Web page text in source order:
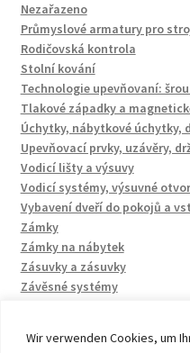
Wir verwenden Cookies, um
Nezařazeno
Průmyslové armatury pro
Rodičovská kontrola
Stolní kování
Technologie upevňovaní:
Tlakové západky a
Úchytky, nábytkové úchytky,
Upevňovací prvky, uzávěry,
Vodicí lišty a výsuvy
Vodicí systémy, výsuvné
Vybavení dveří do pokojů a
Zámky
Zámky na nábytek
Zásuvky a zásuvky
Závěsné systémy